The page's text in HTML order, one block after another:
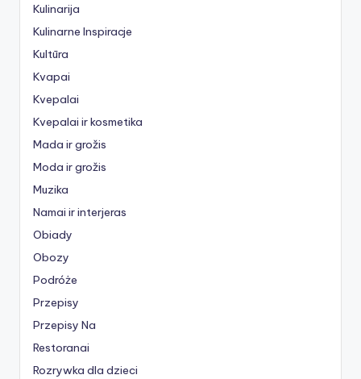
Kulinarija
Kulinarne Inspiracje
Kultūra
Kvapai
Kvepalai
Kvepalai ir kosmetika
Mada ir grožis
Moda ir grožis
Muzika
Namai ir interjeras
Obiady
Obozy
Podróże
Przepisy
Przepisy Na
Restoranai
Rozrywka dla dzieci